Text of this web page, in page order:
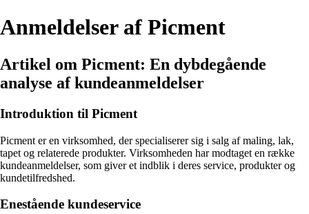
Anmeldelser af Picment
Artikel om Picment: En dybdegående
analyse af kundeanmeldelser
Introduktion til Picment
Picment er en virksomhed, der specialiserer sig i salg af maling, lak,
tapet og relaterede produkter. Virksomheden har modtaget en række
kundeanmeldelser, som giver et indblik i deres service, produkter og
kundetilfredshed.
Enestående kundeservice